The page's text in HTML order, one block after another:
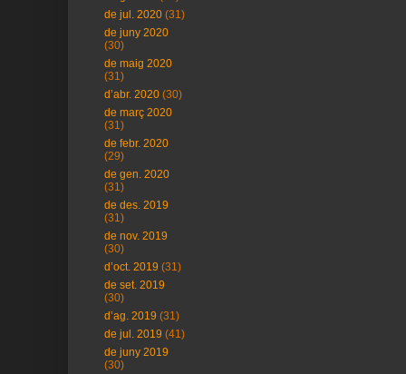
de jul. 2020 (31)
de juny 2020
(30)
de maig 2020
(31)
d’abr. 2020 (30)
de març 2020
(31)
de febr. 2020
(29)
de gen. 2020
(31)
de des. 2019
(31)
de nov. 2019
(30)
d’oct. 2019 (31)
de set. 2019
(30)
d’ag. 2019 (31)
de jul. 2019 (41)
de juny 2019
(30)